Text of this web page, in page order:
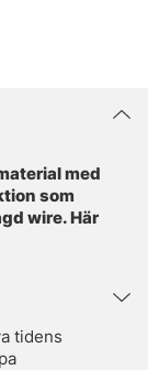
med
som
wire. Här
tidens